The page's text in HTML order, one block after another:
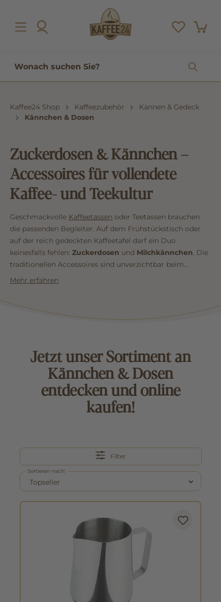
Kaffee24 Shop Kaffeezubehör
Kannen & Gedeck
Kännchen & Dosen
Zuckerdosen & Kännchen –
Accessoires für vollendete
Kaffee- und Teekultur
Geschmackvolle Kaffeetassen oder Teetassen brauchen
die passenden Begleiter. Auf dem Frühstückstisch oder
auf der reich gedeckten Kaffeetafel darf ein Duo
keinesfalls fehlen: Zuckerdosen und Milchkännchen. Die
traditionellen Accessoires sind unverzichtbar beim
Zelebrieren einer vollendeten Kaffee- und Teekultur.
Kristallzucker passen in ihren formschönen Designstilen
Mehr erfahren
Jetzt unser Sortiment an
Kännchen & Dosen
entdecken und online
kaufen!
Filter
Sortieren nach: